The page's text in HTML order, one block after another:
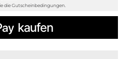
die Gutscheinbedingungen.